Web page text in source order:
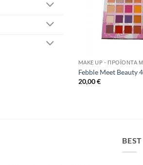
MAKE UP - ΠΡΟΪΌΝΤΑ
Febble Meet Beauty
20,00€